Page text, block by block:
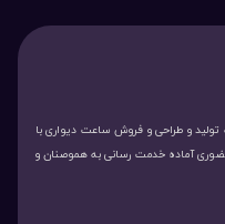
با بیش از 50 سال سابقه تولید و طراحی و فروش ساعت دیواری با
حضوری آماده خدمت رسانی به هموصنان و